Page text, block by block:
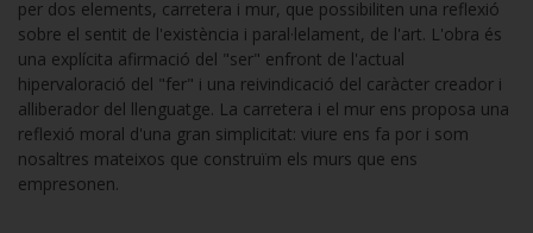
per dos elements, carretera i mur, que possibiliten una reflexió
sobre el sentit de l'existència i paral·lelament, de l'art. L'obra és
una explícita afirmació del "ser" enfront de l'actual
hipervaloració del "fer" i una reivindicació del caràcter creador i
alliberador del llenguatge. La carretera i el mur ens proposa una
reflexió moral d'una gran simplicitat: viure ens fa por i som
nosaltres mateixos que construïm els murs que ens
empresonen.